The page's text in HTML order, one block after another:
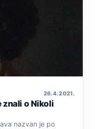
26. 4. 2021.
znali o Nikoli
nazvan je po